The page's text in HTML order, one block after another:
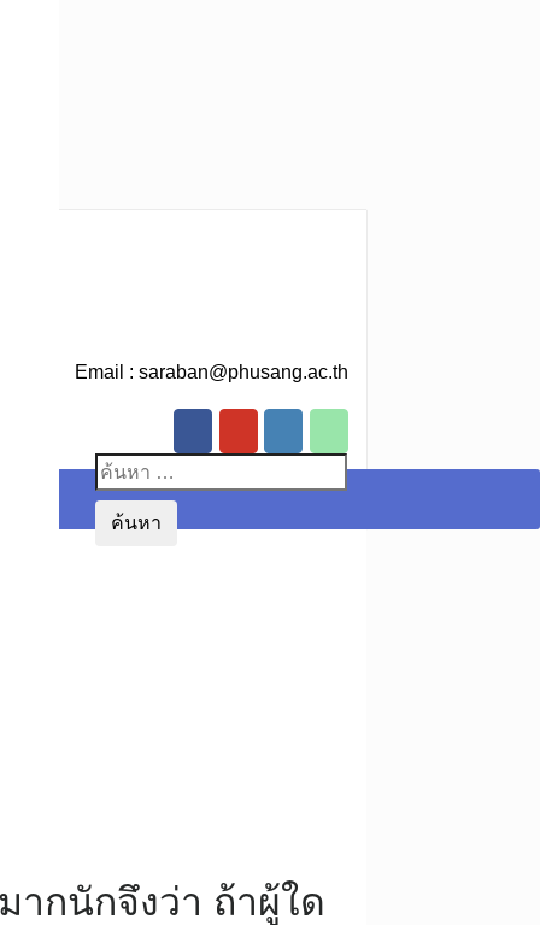
Email : saraban@phusang.ac.th
ค้นหา
สำหรับ:
ากนักจึงว่า ถ้าผู้ใด